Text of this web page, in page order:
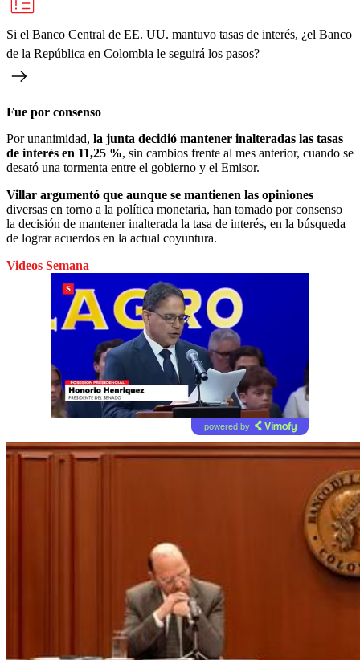
Si el Banco Central de EE. UU. mantuvo tasas de interés, ¿el Banco
de la República en Colombia le seguirá los pasos?
Fue por consenso
Por unanimidad, la junta decidió mantener inalteradas las tasas
de interés en 11,25 %, sin cambios frente al mes anterior, cuando se
desató una tormenta entre el gobierno y el Emisor.
Villar argumentó que aunque se mantienen las opiniones
diversas en torno a la política monetaria, han tomado por consenso
la decisión de mantener inalterada la tasa de interés, en la búsqueda
de lograr acuerdos en la actual coyuntura.
Videos Semana
powered by